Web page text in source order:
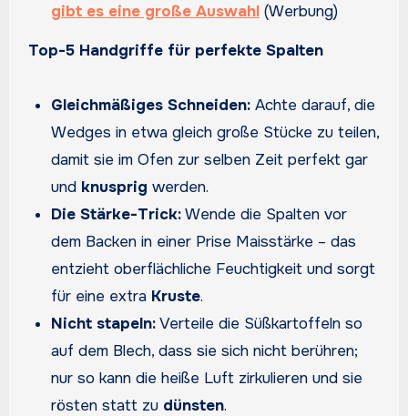
gibt es eine große Auswahl (Werbung)
Top-5 Handgriffe für perfekte Spalten
Gleichmäßiges Schneiden: Achte darauf, die
Wedges in etwa gleich große Stücke zu teilen,
damit sie im Ofen zur selben Zeit perfekt gar
und knusprig werden.
Die Stärke-Trick:Wende die Spalten vor
dem Backen in einer Prise Maisstärke – das
entzieht oberflächliche Feuchtigkeit und sorgt
für eine extra Kruste.
Nicht stapeln:Verteile die Süßkartoffeln so
auf dem Blech, dass sie sich nicht berühren;
nur so kann die heiße Luft zirkulieren und sie
rösten statt zu dünsten.